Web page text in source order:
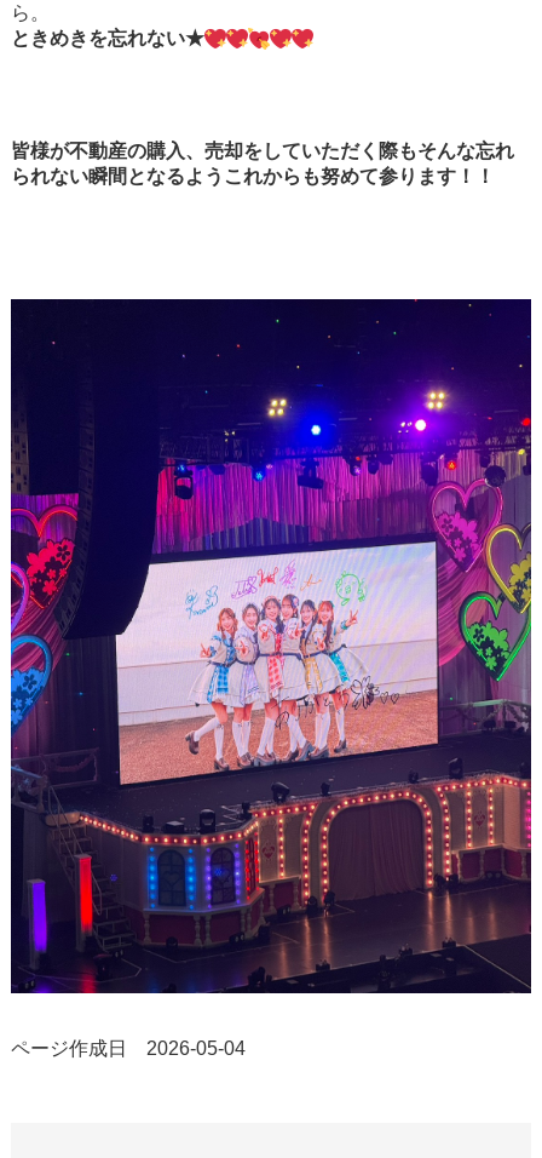
ら。
ときめきを忘れない★
皆様が不動産の購入、売却をしていただく際もそんな忘れ
られない瞬間となるようこれからも努めて参ります！！
ページ作成日 2026-05-04